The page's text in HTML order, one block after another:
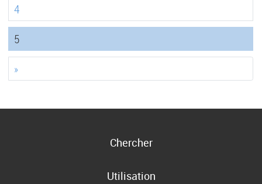
4
5(current)
»
Chercher
Utilisation